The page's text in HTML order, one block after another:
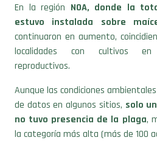
En la región NOA, donde la
estuvo instalada sobre
continuaron en aumento,
localidades con cultivos en
reproductivos.
Aunque las condiciones
de datos en algunos sitios, solo
no tuvo presencia de la plaga,
la categoría más alta (más de 100